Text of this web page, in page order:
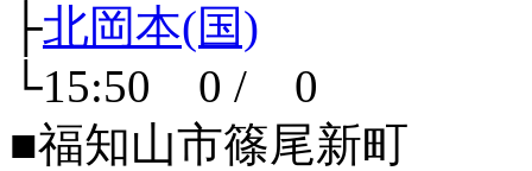
├北岡本(国)
└15:50 0 / 0
■福知山市篠尾新町